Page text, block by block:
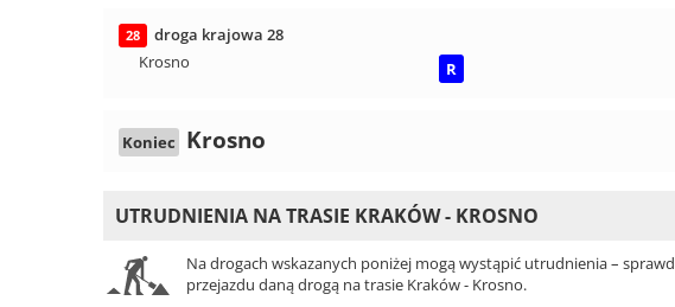
28
droga krajowa 28
Krosno
R
Koniec Krosno
UTRUDNIENIA NA TRASIE KRAKÓW - KROSNO
Na drogach wskazanych poniżej mogą wystąpić utrudnienia –
przejazdu daną drogą na trasie Kraków - Krosno.